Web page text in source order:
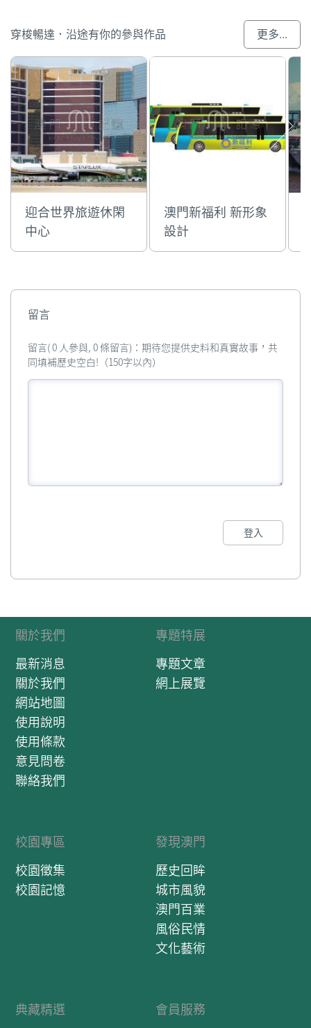
穿梭暢達．沿途有你的參與作品 更多...
迎合世界旅遊休閑
中心
澳門新福利 新形象
設計
留言
留言( 0 人參與, 0 條留言)：期待您提供史料和真實故事，共
同填補歷史空白!（150字以內）
登入
關於我們
最新消息
關於我們
網站地圖
使用說明
使用條款
意見問卷
聯絡我們
專題特展
專題文章
網上展覽
校園專區
校園徵集
校園記憶
發現澳門
歷史回眸
城市風貌
澳門百業
風俗民情
文化藝術
典藏精選 會員服務